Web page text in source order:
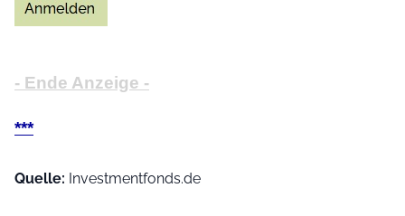
- Ende Anzeige -
***
Quelle: Investmentfonds.de